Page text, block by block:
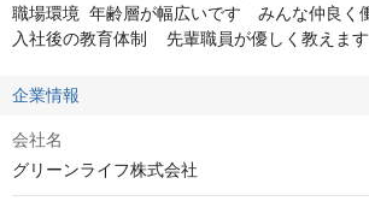
職場環境	年齢層が幅広いです　みんな仲良く働いています
入社後の教育体制	先輩職員が優しく教えます
企業情報
会社名
グリーンライフ株式会社